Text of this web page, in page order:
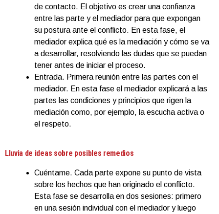
de contacto. El objetivo es crear una confianza
entre las parte y el mediador para que expongan
su postura ante el conflicto. En esta fase, el
mediador explica qué es la mediación y cómo se va
a desarrollar, resolviendo las dudas que se puedan
tener antes de iniciar el proceso.
Entrada. Primera reunión entre las partes con el
mediador. En esta fase el mediador explicará a las
partes las condiciones y principios que rigen la
mediación como, por ejemplo, la escucha activa o
el respeto.
Lluvia de ideas sobre posibles remedios
Cuéntame. Cada parte expone su punto de vista
sobre los hechos que han originado el conflicto.
Esta fase se desarrolla en dos sesiones: primero
en una sesión individual con el mediador y luego